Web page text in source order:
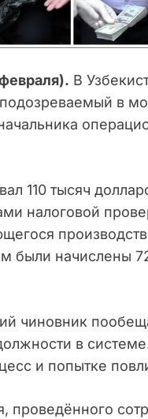
В
в
110 тысяч
налоговой
были начислены
чиновник
в
и попытке
проведённого